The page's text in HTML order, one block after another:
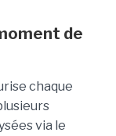
de
chaque
via le